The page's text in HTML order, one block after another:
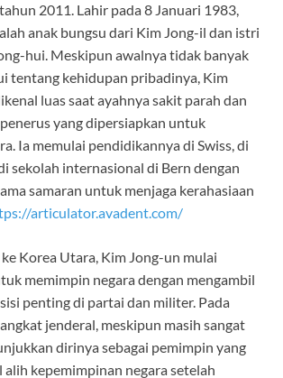
2011. Lahir pada 8 Januari 1983,
anak bungsu dari Kim Jong-il dan istri
hui. Meskipun awalnya tidak banyak
tentang kehidupan pribadinya, Kim
luas saat ayahnya sakit parah dan
yang dipersiapkan untuk
Ia memulai pendidikannya di Swiss, di
sekolah internasional di Bern dengan
samaran untuk menjaga kerahasiaan
articulator.avadent.com/
Korea Utara, Kim Jong-un mulai
memimpin negara dengan mengambil
penting di partai dan militer. Pada
jenderal, meskipun masih sangat
dirinya sebagai pemimpin yang
alih kepemimpinan negara setelah